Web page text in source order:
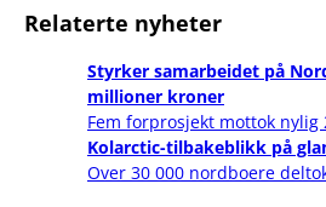
Relaterte nyheter
Styrker samarbeidet på
millioner kroner
Fem forprosjekt mottok nylig
Kolarctic-tilbakeblikk på
Over 30 000 nordboere